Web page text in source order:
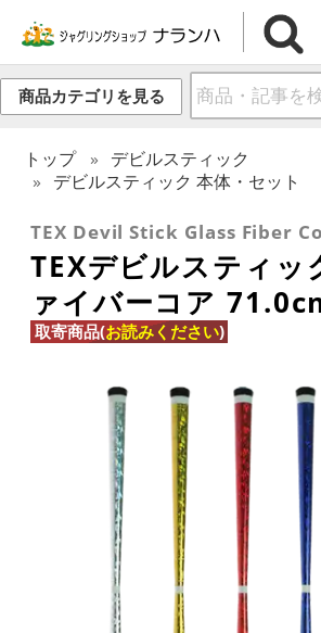
商品カテゴリを見る
トップ
デビルスティック
デビルスティック 本体・セット
TEX Devil Stick Glass Fiber
TEXデビルスティッ
ァイバーコア
取寄商品(お読みください)